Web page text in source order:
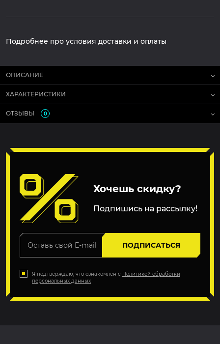
Подробнее про условия доставки и оплаты
ОПИСАНИЕ
ХАРАКТЕРИСТИКИ
ОТЗЫВЫ 0
Хочешь скидку?
Подпишись на рассылку!
ПОДПИСАТЬСЯ
Я подтверждаю, что ознакомлен с Политикой обработки
персональных данных